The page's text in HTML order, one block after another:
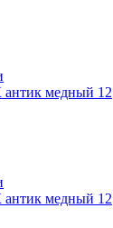
медный 12
медный 12